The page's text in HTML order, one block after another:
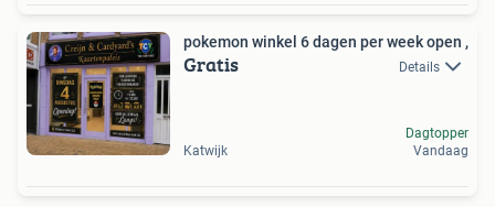
pokemon winkel 6 dagen per week open ,
Gratis Details
Katwijk
Dagtopper
Vandaag